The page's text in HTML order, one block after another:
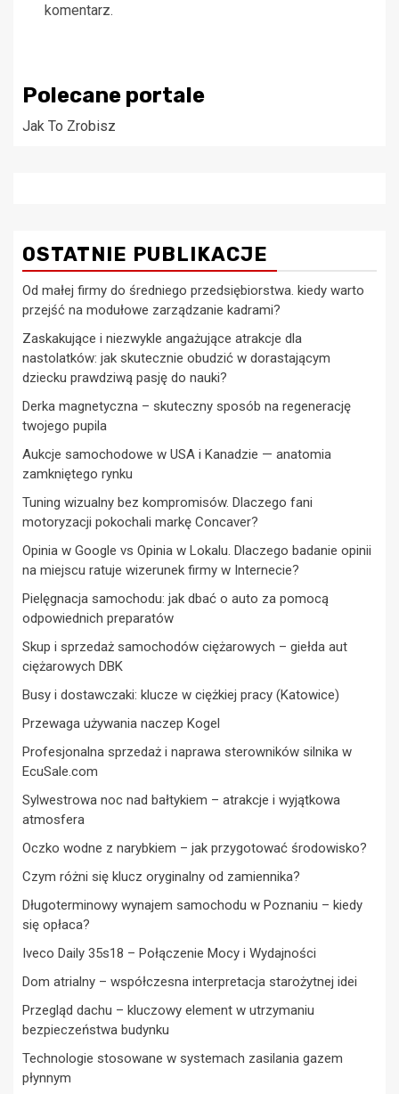
komentarz.
Polecane portale
Jak To Zrobisz
OSTATNIE PUBLIKACJE
Od małej firmy do średniego przedsiębiorstwa. kiedy warto
przejść na modułowe zarządzanie kadrami?
Zaskakujące i niezwykle angażujące atrakcje dla
nastolatków: jak skutecznie obudzić w dorastającym
dziecku prawdziwą pasję do nauki?
Derka magnetyczna – skuteczny sposób na regenerację
twojego pupila
Aukcje samochodowe w USA i Kanadzie — anatomia
zamkniętego rynku
Tuning wizualny bez kompromisów. Dlaczego fani
motoryzacji pokochali markę Concaver?
Opinia w Google vs Opinia w Lokalu. Dlaczego badanie opinii
na miejscu ratuje wizerunek firmy w Internecie?
Pielęgnacja samochodu: jak dbać o auto za pomocą
odpowiednich preparatów
Skup i sprzedaż samochodów ciężarowych – giełda aut
ciężarowych DBK
Busy i dostawczaki: klucze w ciężkiej pracy (Katowice)
Przewaga używania naczep Kogel
Profesjonalna sprzedaż i naprawa sterowników silnika w
EcuSale.com
Sylwestrowa noc nad bałtykiem – atrakcje i wyjątkowa
atmosfera
Oczko wodne z narybkiem – jak przygotować środowisko?
Czym różni się klucz oryginalny od zamiennika?
Długoterminowy wynajem samochodu w Poznaniu – kiedy
się opłaca?
Iveco Daily 35s18 – Połączenie Mocy i Wydajności
Dom atrialny – współczesna interpretacja starożytnej idei
Przegląd dachu – kluczowy element w utrzymaniu
bezpieczeństwa budynku
Technologie stosowane w systemach zasilania gazem
płynnym